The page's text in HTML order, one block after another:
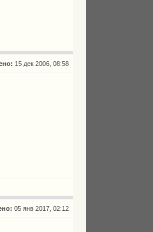
15 дек 2006, 08:58
05 янв 2017, 02:12